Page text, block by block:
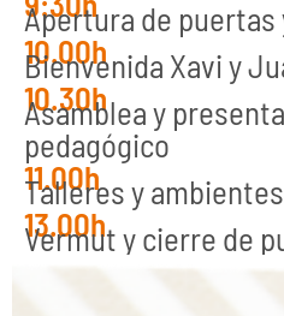
Apertura de puertas
10.00h
Bienvenida Xavi y
10.30h
Asamblea y
pedagógico
11.00h
Talleres y
13.00h
Vermut y cierre de